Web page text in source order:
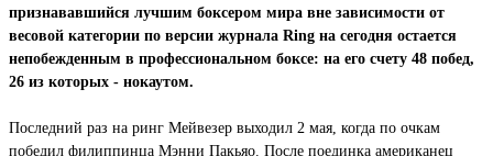
признававшийся лучшим боксером мира вне зависимости от
весовой категории по версии журнала Ring на сегодня остается
непобежденным в профессиональном боксе: на его счету 48 побед,
26 из которых - нокаутом.
Последний раз на ринг Мейвезер выходил 2 мая, когда по очкам
победил филиппинца Мэнни Пакьяо. После поединка американец